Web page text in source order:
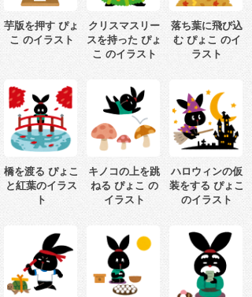
芋版を押す ぴょ
こ のイラスト
クリスマスリー
スを持った ぴょ
こ のイラスト
落ち葉に飛び込
む ぴょこ のイ
ラスト
橋を渡る ぴょこ
と紅葉のイラス
ト
キノコの上を跳
ねる ぴょこ の
イラスト
ハロウィンの仮
装をする ぴょこ
のイラスト